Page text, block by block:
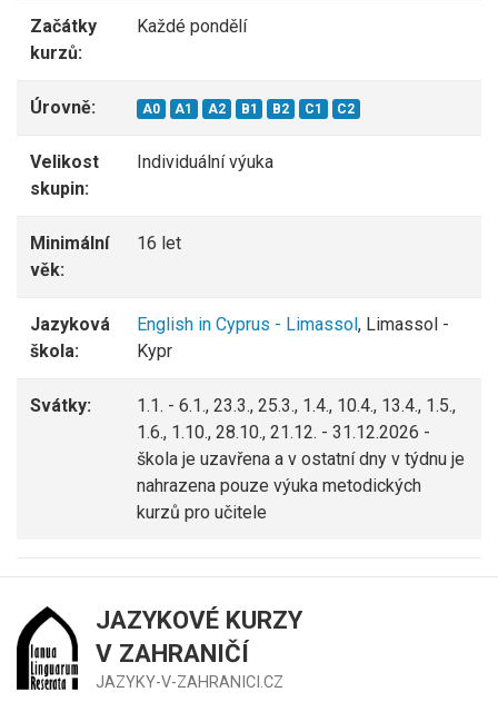
Začátky
kurzů:
Každé pondělí
Úrovně: A0 A1 A2 B1 B2 C1 C2
Velikost
skupin:
Individuální výuka
Minimální
věk:
16 let
Jazyková
škola:
English in Cyprus - Limassol, Limassol -
Kypr
Svátky:
1.1. - 6.1., 23.3., 25.3., 1.4., 10.4., 13.4., 1.5.,
1.6., 1.10., 28.10., 21.12. - 31.12.2026 -
škola je uzavřena a v ostatní dny v týdnu je
nahrazena pouze výuka metodických
kurzů pro učitele
JAZYKOVÉ KURZY
V ZAHRANIČÍ
JAZYKY-V-ZAHRANICI.CZ